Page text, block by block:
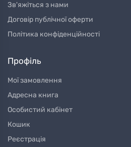
Зв'яжіться з нами
Договір публічної оферти
Політика конфіденційності
Профіль
Мої замовлення
Адресна книга
Особистий кабінет
Кошик
Реєстрація